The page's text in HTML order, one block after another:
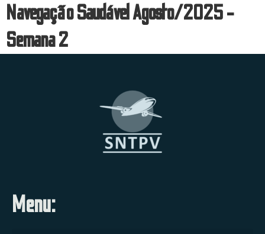
Navegação Saudável Agosto/2025 -
Semana 2
Menu: